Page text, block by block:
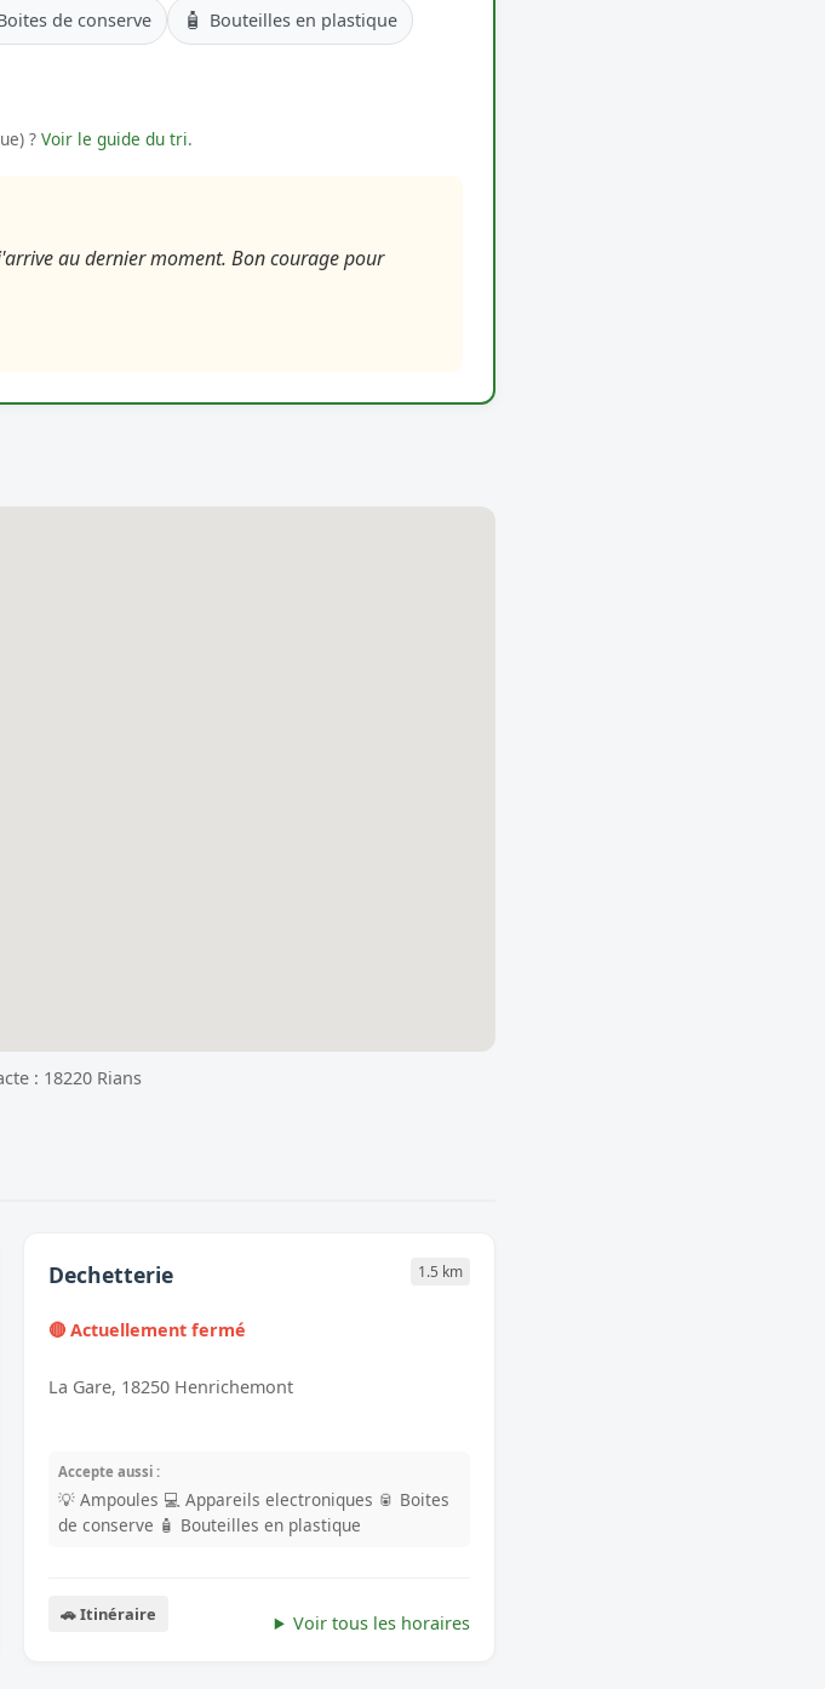
de conserve 🧴 Bouteilles en plastique
? Voir le guide du tri.
au dernier moment. Bon courage pour
: 18220 Rians
Dechetterie 1.5 km
🔴 Actuellement fermé
La Gare, 18250 Henrichemont
Accepte aussi :
💡 Ampoules 💻 Appareils electroniques 🥫 Boites
de conserve 🧴 Bouteilles en plastique
🚗 Itinéraire Voir tous les horaires